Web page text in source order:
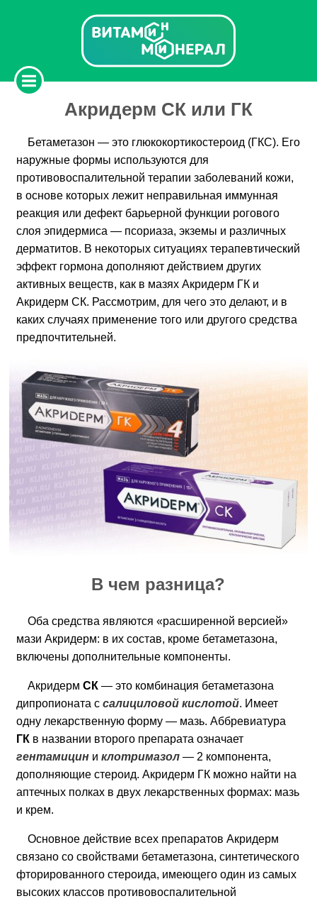
Акридерм СК или ГК
Бетаметазон — это глюкокортикостероид (ГКС). Его
наружные формы используются для
противовоспалительной терапии заболеваний кожи,
в основе которых лежит неправильная иммунная
реакция или дефект барьерной функции рогового
слоя эпидермиса — псориаза, экземы и различных
дерматитов. В некоторых ситуациях терапевтический
эффект гормона дополняют действием других
активных веществ, как в мазях Акридерм ГК и
Акридерм СК. Рассмотрим, для чего это делают, и в
каких случаях применение того или другого средства
предпочтительней.
В чем разница?
Оба средства являются «расширенной версией»
мази Акридерм: в их состав, кроме бетаметазона,
включены дополнительные компоненты.
АкридермСК — это комбинация бетаметазона
дипропионата ссалициловой кислотой. Имеет
одну лекарственную форму — мазь. Аббревиатура
ГК в названии второго препарата означает
гентамицин иклотримазол — 2 компонента,
дополняющие стероид. Акридерм ГК можно найти на
аптечных полках в двух лекарственных формах: мазь
и крем.
Основное действие всех препаратов Акридерм
связано со свойствами бетаметазона, синтетического
фторированного стероида, имеющего один из самых
высоких классов противовоспалительной